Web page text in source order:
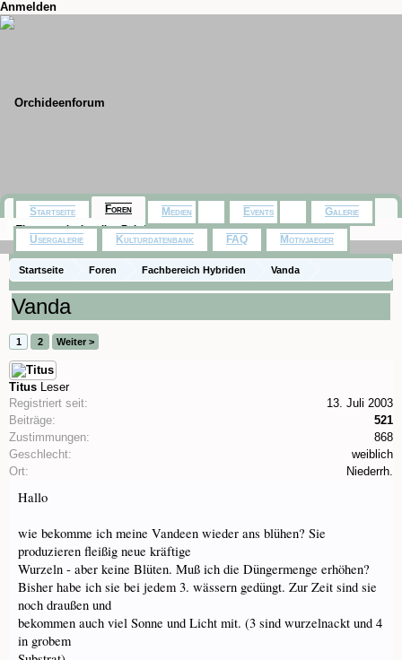
Anmelden
Startseite Foren Fachbereich Hybriden Vanda
Vanda
1 2 Weiter >
Titus Leser
Registriert seit:
13. Juli 2003
Beiträge:
521
Zustimmungen:
868
Geschlecht:
weiblich
Ort:
Niederrh.
Hallo
wie bekomme ich meine Vandeen wieder ans blühen? Sie
produzieren fleißig neue kräftige
Wurzeln - aber keine Blüten. Muß ich die Düngermenge erhöhen?
Bisher habe ich sie bei jedem 3. wässern gedüngt. Zur Zeit sind sie
noch draußen und
bekommen auch viel Sonne und Licht mit. (3 sind wurzelnackt und 4
in grobem
Startseite Foren
Themen mit aktuellen Beiträgen
Medien Events Galerie
Usergalerie Kulturdatenbank FAQ Motivjaeger